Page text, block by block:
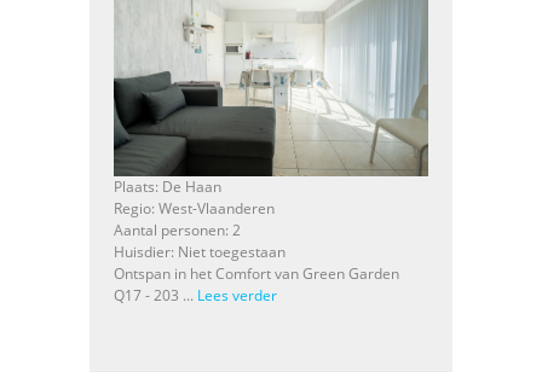
Plaats: De Haan
Regio: West-Vlaanderen
Aantal personen: 2
Huisdier: Niet toegestaan
Ontspan in het Comfort van Green Garden
Q17 - 203 ... Lees verder